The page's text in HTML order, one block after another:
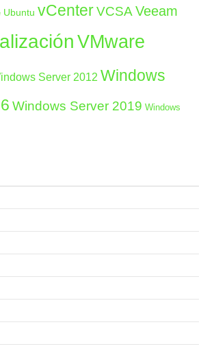
Ubuntu vCenter VCSA Veeam
VMware
Server 2012 Windows
Windows Server 2019 Windows